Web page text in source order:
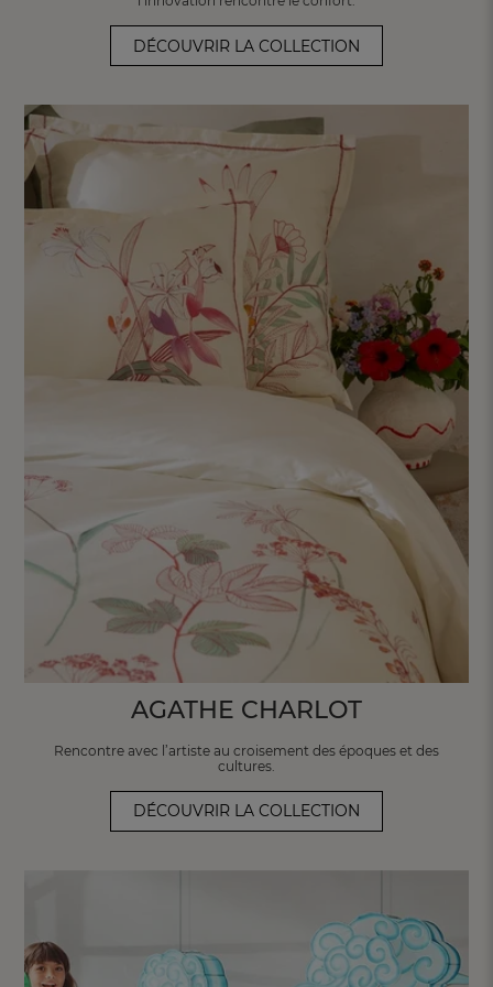
DÉCOUVRIR LA COLLECTION
AGATHE CHARLOT
Rencontre avec l’artiste au croisement des époques et des
cultures.
DÉCOUVRIR LA COLLECTION